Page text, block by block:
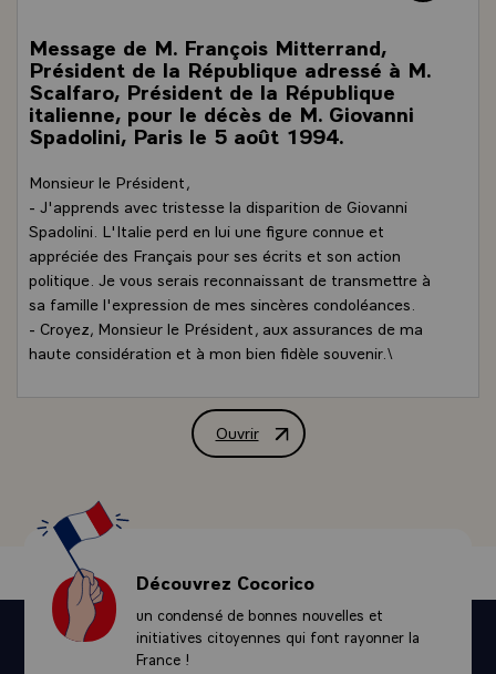
Message de M. François Mitterrand,
Président de la République adressé à M.
Scalfaro, Président de la République
italienne, pour le décès de M. Giovanni
Spadolini, Paris le 5 août 1994.
Monsieur le Président,
- J'apprends avec tristesse la disparition de Giovanni
Spadolini. L'Italie perd en lui une figure connue et
appréciée des Français pour ses écrits et son action
politique. Je vous serais reconnaissant de transmettre à
sa famille l'expression de mes sincères condoléances.
- Croyez, Monsieur le Président, aux assurances de ma
haute considération et à mon bien fidèle souvenir.\
Ouvrir
Message de M. François Mitterrand,
Découvrez Cocorico
un condensé de bonnes nouvelles et
initiatives citoyennes qui font rayonner la
France !